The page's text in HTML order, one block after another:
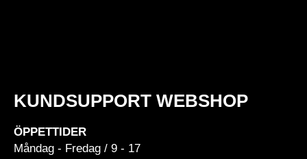
KUNDSUPPORT WEBSHOP
ÖPPETTIDER
Måndag - Fredag / 9 - 17